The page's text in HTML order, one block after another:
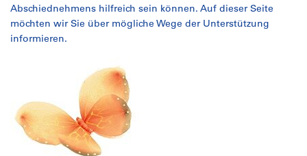
Abschiednehmens hilfreich sein können. Auf dieser Seite
möchten wir Sie über mögliche Wege der Unterstützung
informieren.